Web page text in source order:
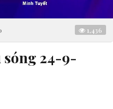
1,436
sóng 24-9-